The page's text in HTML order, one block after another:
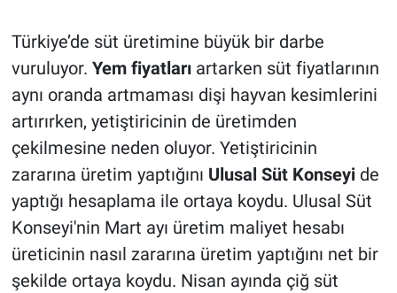
Türkiye’de süt üretimine büyük bir darbe
vuruluyor. Yem fiyatları artarken süt fiyatlarının
aynı oranda artmaması dişi hayvan kesimlerini
artırırken, yetiştiricinin de üretimden
çekilmesine neden oluyor. Yetiştiricinin
zararına üretim yaptığını Ulusal Süt Konseyi de
yaptığı hesaplama ile ortaya koydu. Ulusal Süt
Konseyi'nin Mart ayı üretim maliyet hesabı
üreticinin nasıl zararına üretim yaptığını net bir
şekilde ortaya koydu. Nisan ayında çiğ süt